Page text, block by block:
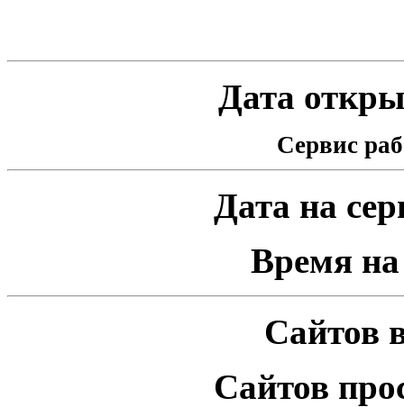
Дата
Сервис
Дата на
Время на
Сайтов
Сайтов